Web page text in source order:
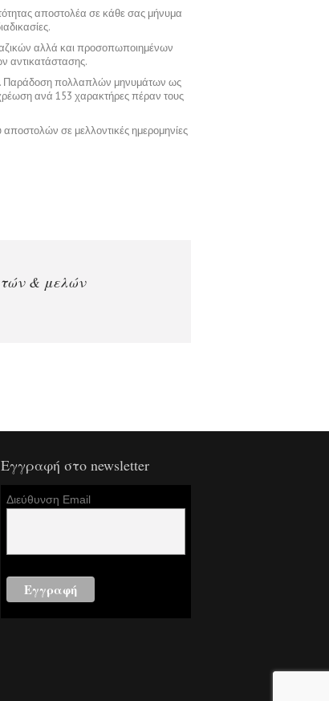
αποστολέα σε κάθε σας μήνυμα
αλλά και προσοπωποιημένων
αντικατάστασης.
Παράδοση πολλαπλών μηνυμάτων ως
ανά 153 χαρακτήρες πέραν τους
σε μελλοντικές ημερομηνίες
υπηρεσίας
Εγγραφή στο newsletter
Διεύθυνση Email